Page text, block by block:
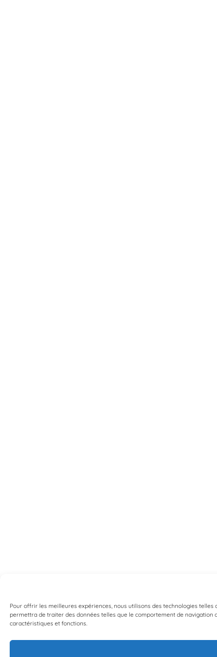
Pour offrir les meilleures expériences, nous utilisons des technologies
permettra de traiter des données telles que le comportement de
caractéristiques et fonctions.